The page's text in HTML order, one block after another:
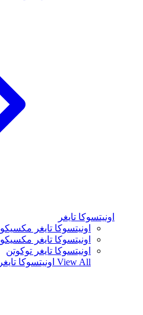
اونيتسوكا تايغر
اونيتسوكا تايغر مكسيكو 66 سابو
اونيتسوكا تايغر مكسيكو 66
اونيتسوكا تايغر توكوتن
View All اونيتسوكا تايغر